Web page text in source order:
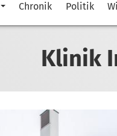
Chronik Politik
Klinik